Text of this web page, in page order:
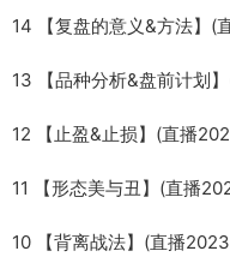
14 【复盘的意义&方法】(
13 【品种分析&盘前计划
12 【止盈&止损】(直播
11 【形态美与丑】(直播
10 【背离战法】(直播